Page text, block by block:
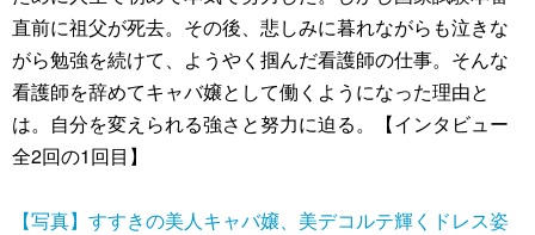
直前に祖父が死去。その後、悲しみに暮れながらも泣きな
がら勉強を続けて、ようやく掴んだ看護師の仕事。そんな
看護師を辞めてキャバ嬢として働くようになった理由と
は。自分を変えられる強さと努力に迫る。【インタビュー
全2回の1回目】
【写真】すすきの美人キャバ嬢、美デコルテ輝くドレス姿